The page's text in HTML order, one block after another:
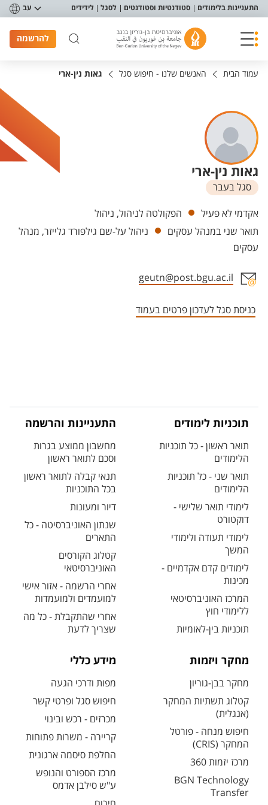
תפריט נגישות
התעניינות בלימודים סטודנטיות וסטודנטים לסגל לידידים עב
להרשמה
עמוד הבית האנשים שלנו - חיפוש סגל גאות נין-ארי
גאות נין-ארי
סגל בעבר
יחידות
אקדמי לא פעיל
הפקולטה לניהול, ניהול
תואר שני במנהל עסקים
ניהול על-שם גילפורד גלייזר, מנהל
עסקים
geutn@post.bgu.ac.il
כניסת סגל לעדכון פרטים בעמוד
תוכניות לימודים
תואר ראשון - כל תוכניות
הלימודים
תואר שני - כל תוכניות
הלימודים
לימודי תואר שלישי -
דוקטורט
לימודי תעודה ולימודי
המשך
לימודים קדם אקדמיים -
מכינות
המרכז האוניברסיטאי
ללימודי חוץ
תוכניות בין-לאומיות
התעניינות והרשמה
מחשבון ממוצע בגרות
וסכם לתואר ראשון
תנאי קבלה לתואר ראשון
בכל התוכניות
דיור ומעונות
שנתון האוניברסיטה - כל
התארים
קטלוג הקורסים
האוניברסיטאי
אחרי הרשמה - אזור אישי
למועמדים ולמועמדות
אחרי שהתקבלת - כל מה
שצריך לדעת
מחקר ויזמות
מחקר בבן-גוריון
קטלוג תשתיות המחקר
(אנגלית)
חיפוש מנחה - פורטל
המחקר (CRIS)
מרכז יזמות 360
BGN Technology
Transfer
מידע כללי
מפות ודרכי הגעה
חיפוש סגל ופרטי קשר
מכרזים - רכש ובינוי
קריירה - משרות פתוחות
החלפת סיסמה ארגונית
מרכז הספורט והנופש
ע"ש סילבן אדמס